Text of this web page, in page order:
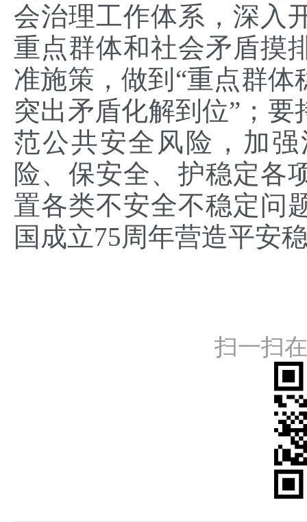
会治理工作体系，深入
重点群体和社会矛盾摸
准施策，做到“重点群
突出矛盾化解到位”；
范公共安全风险，加
险、保安全、护稳定各
置各类不安全不稳定问
国成立75周年营造平安
扫一扫